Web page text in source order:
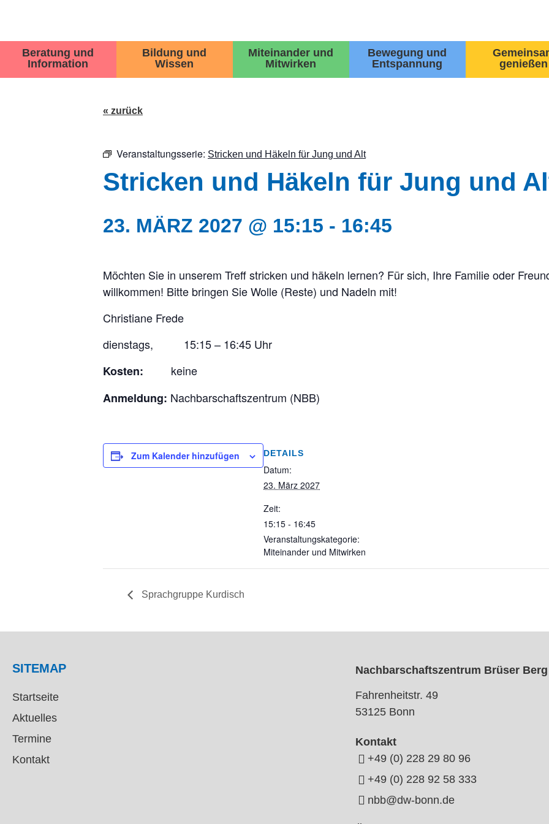
Beratung und
Information
Bildung und
Wissen
Miteinander und
Mitwirken
Bewegung und
Entspannung
genießen
« zurück
Veranstaltungsserie: Stricken und Häkeln für Jung und Alt
Stricken und Häkeln für Jung und
23. MÄRZ 2027 @ 15:15 - 16:45
Möchten Sie in unserem Treff stricken und häkeln lernen? Für sich, Ihre Familie oder
willkommen! Bitte bringen Sie Wolle (Reste) und Nadeln mit!
Christiane Frede
dienstags, 15:15 – 16:45 Uhr
Kosten: keine
Anmeldung: Nachbarschaftszentrum (NBB)
Zum Kalender hinzufügen DETAILS
Datum:
23. März 2027
Zeit:
15:15 - 16:45
Veranstaltungskategorie:
Miteinander und Mitwirken
Sprachgruppe Kurdisch
SITEMAP
Startseite
Aktuelles
Termine
Kontakt
Nachbarschaftszentrum Brüser Berg
Fahrenheitstr. 49
53125 Bonn
Kontakt
+49 (0) 228 29 80 96
+49 (0) 228 92 58 333
nbb@dw-bonn.de